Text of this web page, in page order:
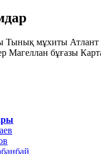
Тынық мұхиты
Магеллан бұғазы